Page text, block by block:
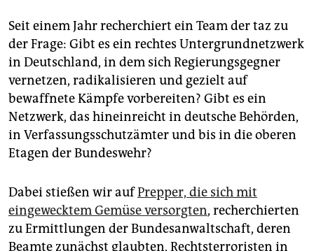
Seit einem Jahr recherchiert ein Team der taz zu
der Frage: Gibt es ein rechtes Untergrundnetzwerk
in Deutschland, in dem sich Regierungsgegner
vernetzen, radikalisieren und gezielt auf
bewaffnete Kämpfe vorbereiten? Gibt es ein
Netzwerk, das hineinreicht in deutsche Behörden,
in Verfassungsschutzämter und bis in die oberen
Etagen der Bundeswehr?
Dabei stießen wir aufPrepper, die sich mit
eingewecktem Gemüse versorgten, recherchierten
zu Ermittlungen der Bundesanwaltschaft, deren
Beamte zunächst glaubten, Rechtsterroristen in